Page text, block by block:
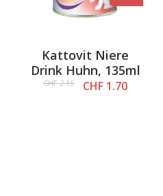
Kattovit Niere
Drink Huhn, 135ml
CHF 2.15 CHF 1.70